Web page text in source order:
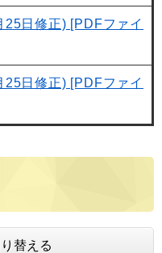
日修正) [PDFファイ
日修正) [PDFファイ
替える